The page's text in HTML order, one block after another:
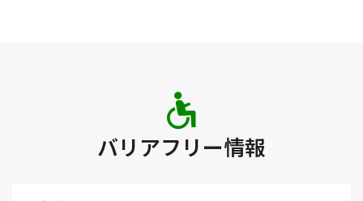
バリアフリー情報